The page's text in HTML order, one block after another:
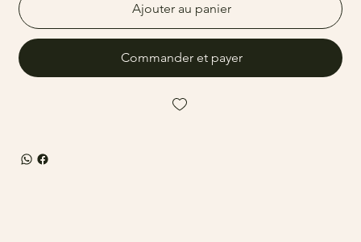
Ajouter au panier
Commander et payer